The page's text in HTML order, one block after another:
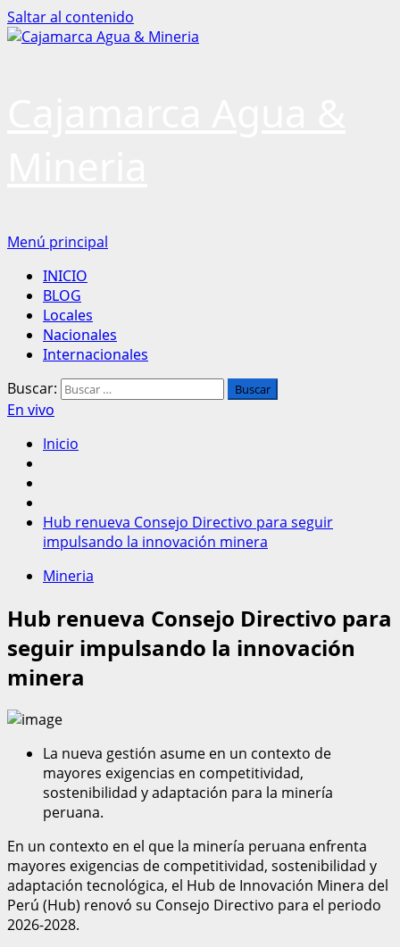
Saltar al contenido
Menú principal
INICIO
BLOG
Locales
Nacionales
Internacionales
Buscar:
En vivo
Inicio
Hub renueva Consejo Directivo para seguir
impulsando la innovación minera
Mineria
Hub renueva Consejo Directivo para
seguir impulsando la innovación
minera
La nueva gestión asume en un contexto de
mayores exigencias en competitividad,
sostenibilidad y adaptación para la minería
peruana.
En un contexto en el que la minería peruana enfrenta
mayores exigencias de competitividad, sostenibilidad y
adaptación tecnológica, el Hub de Innovación Minera del
Perú (Hub) renovó su Consejo Directivo para el periodo
2026-2028.